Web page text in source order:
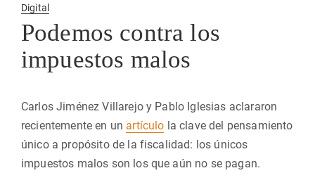
en
Digital
Podemos contra los
impuestos malos
Carlos Jiménez Villarejo y Pablo Iglesias aclararon
recientemente en un artículo la clave del pensamiento
único a propósito de la fiscalidad: los únicos
impuestos malos son los que aún no se pagan.